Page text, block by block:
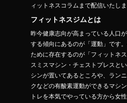
ィットネスコラムまで配信いたしま
フィットネスジムとは
昨今健康志向が高まっている人口
する傾向にあるのが「運動」です
ために存在するのが「フィットネ
スミスマシン・チェストプレスと
シンが置いてあるところや、ラン
クなどの有酸素運動ができるマシ
トレを本気でやっている方から女